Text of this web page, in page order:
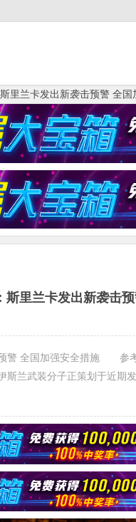
斯里兰卡发出新袭击预警 全
斯里兰卡发出新袭击
全国加强安全措施 参考
斯兰武装分子正策划于近期